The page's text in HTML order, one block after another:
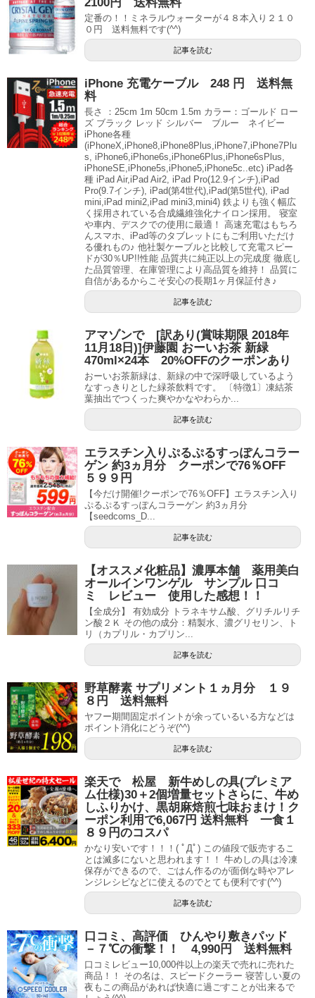
定番の！！ミネラルウォーターが４８本入り２１０
０円 送料無料です(^^)
記事を読む
iPhone 充電ケーブル 248 円 送料無
料
長さ ：25cm 1m 50cm 1.5m カラー：ゴールド ロー
ズ ブラック レッド シルバー ブルー ネイビー
iPhone各種
(iPhoneX,iPhone8,iPhone8Plus,iPhone7,iPhone7Plu
s, iPhone6,iPhone6s,iPhone6Plus,iPhone6sPlus,
iPhoneSE,iPhone5s,iPhone5,iPhone5c..etc) iPad各
種 iPad Air,iPad Air2, iPad Pro(12.9インチ),iPad
Pro(9.7インチ), iPad(第4世代),iPad(第5世代), iPad
mini,iPad mini2,iPad mini3,mini4) 鉄よりも強く幅広
く採用されている合成繊維強化ナイロン採用。 寝室
や車内、デスクでの使用に最適！ 高速充電はもちろ
んスマホ、iPad等のタブレットにもご利用いただけ
る優れもの♪ 他社製ケーブルと比較して充電スピー
ドが30％UP!!性能 品質共に純正以上の完成度 徹底し
た品質管理、在庫管理により高品質を維持！ 品質に
自信があるからこそ安心の長期1ヶ月保証付き♪
記事を読む
アマゾンで [訳あり(賞味期限 2018年
11月18日)]伊藤園 おーいお茶 新緑
470ml×24本 20%OFFのクーポンあり
おーいお茶新緑は、新緑の中で深呼吸しているよう
なすっきりとした緑茶飲料です。 〔特徴1〕凍結茶
葉抽出でつくった爽やかなやわらか...
記事を読む
エラスチン入りぷるぷるすっぽんコラー
ゲン 約3ヵ月分 クーポンで76％OFF
５９９円
【今だけ開催!クーポンで76％OFF】エラスチン入り
ぷるぷるすっぽんコラーゲン 約3ヵ月分
【seedcoms_D...
記事を読む
【オススメ化粧品】濃厚本舗 薬用美白
オールインワンゲル サンプル 口コ
ミ レビュー 使用した感想！！
【全成分】 有効成分 トラネキサム酸、グリチルリチ
ン酸２Ｋ その他の成分：精製水、濃グリセリン、ト
リ（カプリル・カプリン...
記事を読む
野草酵素 サプリメント１ヵ月分 １９
８円 送料無料
ヤフー期間固定ポイントが余っているいる方などは
ポイント消化にどうぞ(^^)
記事を読む
楽天で 松屋 新牛めしの具(プレミア
ム仕様)30＋2個増量セットさらに、牛め
しふりかけ、黒胡麻焙煎七味おまけ！ク
ーポン利用で6,067円 送料無料 一食１
８９円のコスパ
かなり安いです！！！( ﾟДﾟ) この値段で販売するこ
とは滅多にないと思われます！！ 牛めしの具は冷凍
保存ができるので、ごはん作るのが面倒な時やアレ
ンジレシピなどに使えるのでとても便利です(^^)
記事を読む
口コミ、高評価 ひんやり敷きパッド
－７℃の衝撃！！ 4,990円 送料無料
口コミレビュー10,000件以上の楽天で売れに売れた
商品！！ その名は、スピードクーラー 寝苦しい夏の
夜もこの商品があれば快適に過ごすことが出来るで